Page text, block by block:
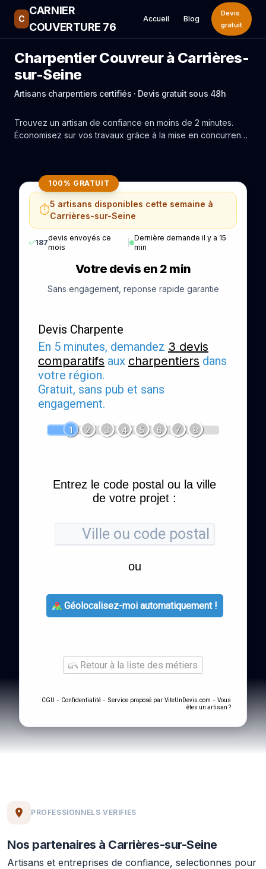
C
CARNIER
COUVERTURE 76
Accueil Blog
Devis
gratuit
Charpentier Couvreur à Carrières-
sur-Seine
Artisans charpentiers certifiés · Devis gratuit sous 48h
Trouvez un artisan de confiance en moins de 2 minutes.
Économisez sur vos travaux grâce à la mise en concurrence
100% GRATUIT
⏱️5 artisans disponibles cette semaine à
Carrières-sur-Seine
✅187
devis envoyés ce
mois
Dernière demande il y a 15
min
Votre devis en 2 min
Sans engagement, reponse rapide garantie
Devis Charpente
En 5 minutes, demandez 3 devis
comparatifs aux charpentiers dans
votre région.
Gratuit, sans pub et sans
engagement.
1 2 3 4 5 6 7 8
Entrez le code postal ou la ville
de votre projet :
ou
Géolocalisez-moi automatiquement !
Retour à la liste des métiers
CGU - Confidentialité - Service proposé par ViteUnDevis.com - Vous
êtes un artisan ?
PROFESSIONNELS VERIFIES
Nos partenaires à Carrières-sur-Seine
Artisans et entreprises de confiance, selectionnes pour